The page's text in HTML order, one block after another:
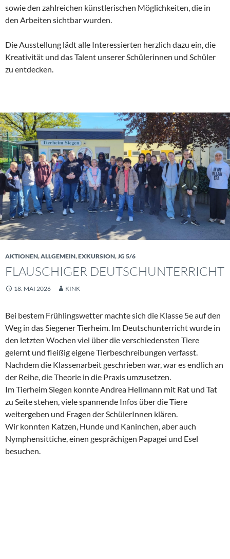
sowie den zahlreichen künstlerischen Möglichkeiten, die in
den Arbeiten sichtbar wurden.
Die Ausstellung lädt alle Interessierten herzlich dazu ein, die
Kreativität und das Talent unserer Schülerinnen und Schüler
zu entdecken.
AKTIONEN,ALLGEMEIN,EXKURSION,JG 5/6
FLAUSCHIGER DEUTSCHUNTERRICHT
18. MAI 2026 KINK
Bei bestem Frühlingswetter machte sich die Klasse 5e auf den
Weg in das Siegener Tierheim. Im Deutschunterricht wurde in
den letzten Wochen viel über die verschiedensten Tiere
gelernt und fleißig eigene Tierbeschreibungen verfasst.
Nachdem die Klassenarbeit geschrieben war, war es endlich an
der Reihe, die Theorie in die Praxis umzusetzen.
Im Tierheim Siegen konnte Andrea Hellmann mit Rat und Tat
zu Seite stehen, viele spannende Infos über die Tiere
weitergeben und Fragen der SchülerInnen klären.
Wir konnten Katzen, Hunde und Kaninchen, aber auch
Nymphensittiche, einen gesprächigen Papagei und Esel
besuchen.